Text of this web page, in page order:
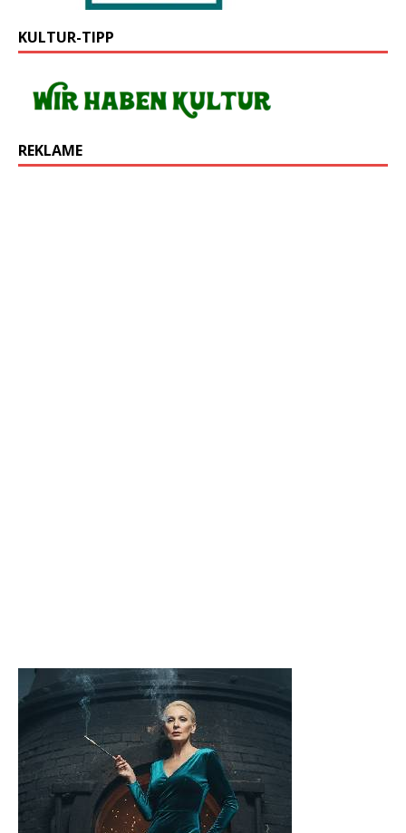
KULTUR-TIPP
REKLAME